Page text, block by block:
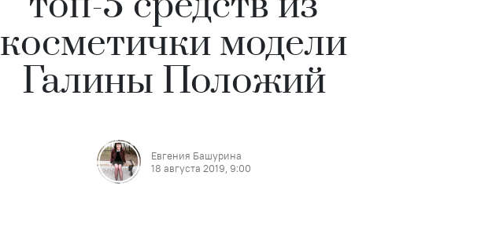
косметички модели
Галины Положий
Евгения Башурина
18 августа 2019, 9:00